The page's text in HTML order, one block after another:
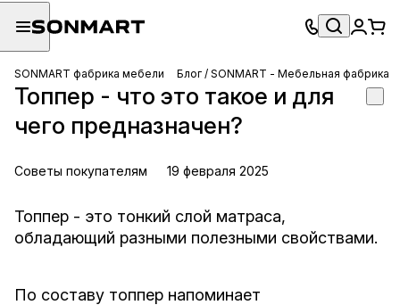
SONMART фабрика мебели Блог / SONMART - Мебельная фабрика
Топпер - что это такое и для
чего предназначен?
Советы покупателям 19 февраля 2025
Топпер - это тонкий слой матраса,
обладающий разными полезными свойствами.
По составу топпер напоминает